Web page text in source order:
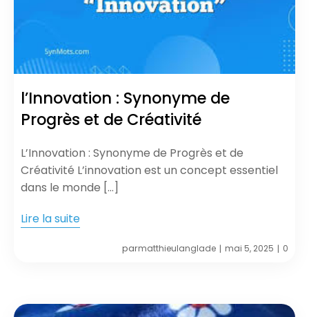
l’Innovation : Synonyme de
Progrès et de Créativité
L’Innovation : Synonyme de Progrès et de
Créativité L’innovation est un concept essentiel
dans le monde […]
Lire la suite
parmatthieulanglade | mai 5, 2025 | 0